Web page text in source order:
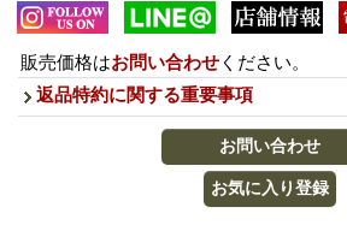
販売価格はお問い合わせ ください。
返品特約に関する重要事項